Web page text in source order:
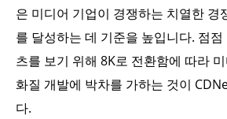
은 미디어 기업이 경쟁하는 치열한 경
를 달성하는 데 기준을 높입니다. 점
츠를 보기 위해 8K로 전환함에 따라
화질 개발에 박차를 가하는 것이
다.